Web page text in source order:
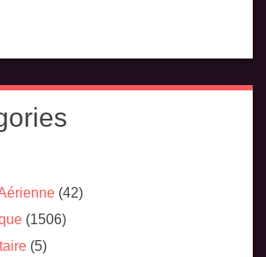
(42)
(1506)
(5)